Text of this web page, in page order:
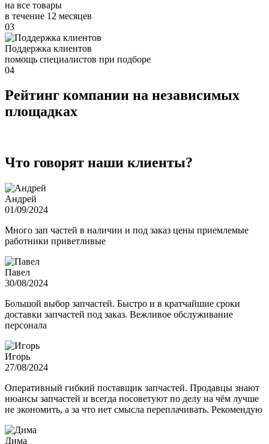
на все товары
в течение 12 месяцев
03
Поддержка клиентов
помощь специалистов при подборе
04
Рейтинг компании на независимых
площадках
Что говорят наши клиенты?
Андрей
01/09/2024
Много зап частей в наличии и под заказ цены приемлемые
работники приветливые
Павел
30/08/2024
Большой выбор запчастей. Быстро и в кратчайшие сроки
доставки запчастей под заказ. Вежливое обслуживание
персонала
Игорь
27/08/2024
Оперативный гибкий поставщик запчастей. Продавцы знают
нюансы запчастей и всегда посоветуют по делу на чём лучше
не экономить, а за что нет смысла переплачивать. Рекомендую
Дима